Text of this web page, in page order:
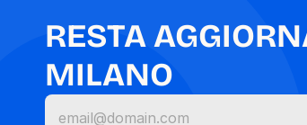
RESTA
MILANO